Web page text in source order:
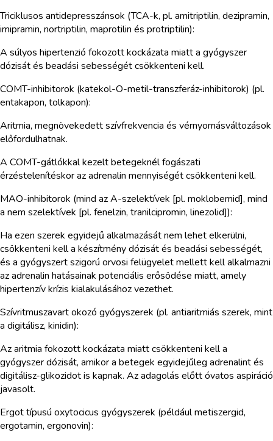
Triciklusos antidepresszánsok (TCA-k, pl. amitriptilin, dezipramin,
imipramin, nortriptilin, maprotilin és protriptilin):
A súlyos hipertenzió fokozott kockázata miatt a gyógyszer
dózisát és beadási sebességét csökkenteni kell.
COMT-inhibitorok (katekol-O-metil-transzferáz-inhibitorok) (pl.
entakapon, tolkapon):
Aritmia, megnövekedett szívfrekvencia és vérnyomásváltozások
előfordulhatnak.
A COMT-gátlókkal kezelt betegeknél fogászati
érzéstelenítéskor az adrenalin mennyiségét csökkenteni kell.
MAO-inhibitorok (mind az A-szelektívek [pl. moklobemid], mind
a nem szelektívek [pl. fenelzin, tranilcipromin, linezolid]):
Ha ezen szerek egyidejű alkalmazását nem lehet elkerülni,
csökkenteni kell a készítmény dózisát és beadási sebességét,
és a gyógyszert szigorú orvosi felügyelet mellett kell alkalmazni
az adrenalin hatásainak potenciális erősödése miatt, amely
hipertenzív krízis kialakulásához vezethet.
Szívritmuszavart okozó gyógyszerek (pl. antiaritmiás szerek, mint
a digitálisz, kinidin):
Az aritmia fokozott kockázata miatt csökkenteni kell a
gyógyszer dózisát, amikor a betegek egyidejűleg adrenalint és
digitálisz-glikozidot is kapnak. Az adagolás előtt óvatos aspiráció
javasolt.
Ergot típusú oxytocicus gyógyszerek (például metiszergid,
ergotamin, ergonovin):